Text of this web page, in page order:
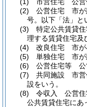
(2)
公営住宅 市が
号。以下「法」と
(3)
特定公共賃貸
理する賃貸住宅及
(4)
改良住宅 市が
(5)
単独住宅 市が
(6)
公営住宅等 公
(7)
共同施設 市営
設をいう。
(8)
令収入 公営住
公共賃貸住宅にあ